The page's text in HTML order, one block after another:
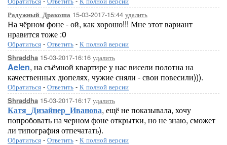
Радужный_Дракоша 15-03-2017-15:44 удалить
На чёрном фоне - ой, как хорошо!!! Мне этот вариант
нравится тоже :0
Обратиться - Ответить - К полной версии
Shraddha 15-03-2017-16:16 удалить
Aelen, на съёмной квартире у нас висели полотна на
качественных дюпелях, чужие сняли - свои повесили))).
Обратиться - Ответить - К полной версии
Shraddha 15-03-2017-16:17 удалить
Катя_Дизайнер_Иванова, ещё не показывала, хочу
попробовать на черном фоне открытки, но не знаю, сможет
ли типография отпечатать).
Обратиться - Ответить - К полной версии